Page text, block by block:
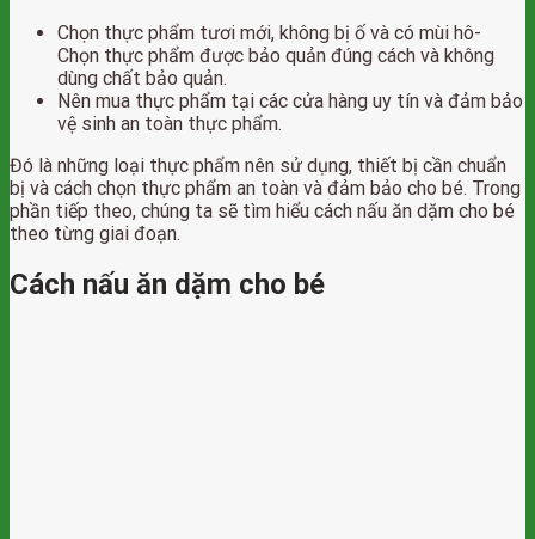
Chọn thực phẩm tươi mới, không bị ố và có mùi hô-
Chọn thực phẩm được bảo quản đúng cách và không
dùng chất bảo quản.
Nên mua thực phẩm tại các cửa hàng uy tín và đảm bảo
vệ sinh an toàn thực phẩm.
Đó là những loại thực phẩm nên sử dụng, thiết bị cần chuẩn
bị và cách chọn thực phẩm an toàn và đảm bảo cho bé. Trong
phần tiếp theo, chúng ta sẽ tìm hiểu cách nấu ăn dặm cho bé
theo từng giai đoạn.
Cách nấu ăn dặm cho bé